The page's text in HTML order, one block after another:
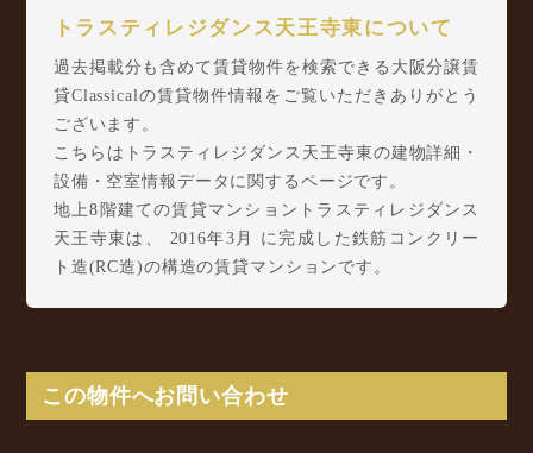
トラスティレジダンス天王寺東について
過去掲載分も含めて賃貸物件を検索できる大阪分譲賃
貸Classicalの賃貸物件情報をご覧いただきありがとう
ございます。
こちらはトラスティレジダンス天王寺東の建物詳細・
設備・空室情報データに関するページです。
地上8階建ての賃貸マンショントラスティレジダンス
天王寺東は、 2016年3月 に完成した鉄筋コンクリー
ト造(RC造)の構造の賃貸マンションです。
田辺駅 徒歩12分 からアクセスが可能となっておりま
す。
この物件へお問い合わせ